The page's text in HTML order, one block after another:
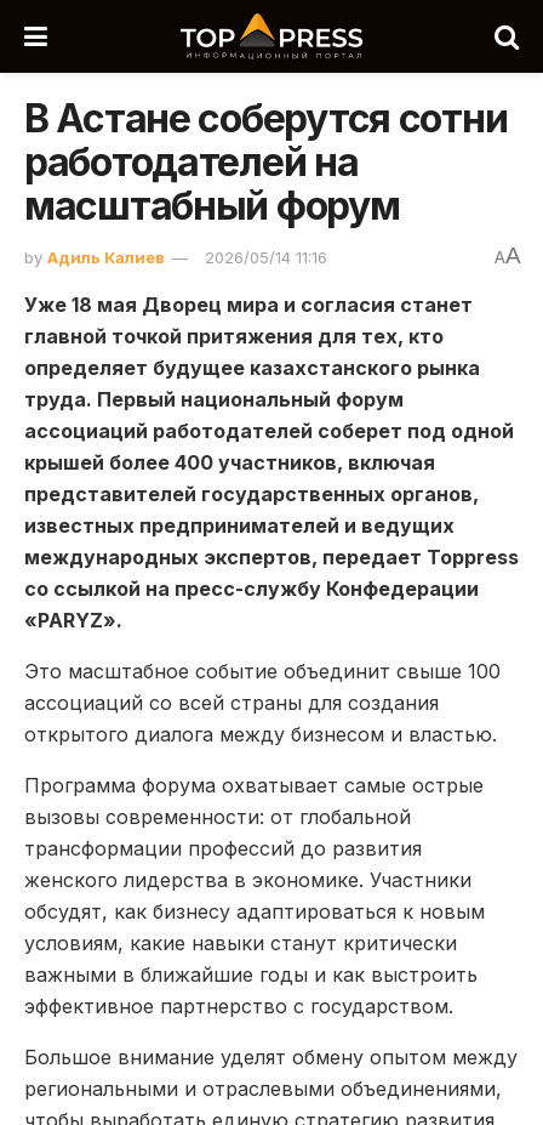
В Астане соберутся сотни
работодателей на
масштабный форум
by Адиль Калиев 2026/05/14 11:16 AA
Уже 18 мая Дворец мира и согласия станет
главной точкой притяжения для тех, кто
определяет будущее казахстанского рынка
труда. Первый национальный форум
ассоциаций работодателей соберет под одной
крышей более 400 участников, включая
представителей государственных органов,
известных предпринимателей и ведущих
международных экспертов, передает Toppress
со ссылкой на пресс-службу Конфедерации
«PARYZ».
Это масштабное событие объединит свыше 100
ассоциаций со всей страны для создания
открытого диалога между бизнесом и властью.
Программа форума охватывает самые острые
вызовы современности: от глобальной
трансформации профессий до развития
женского лидерства в экономике. Участники
обсудят, как бизнесу адаптироваться к новым
условиям, какие навыки станут критически
важными в ближайшие годы и как выстроить
эффективное партнерство с государством.
Большое внимание уделят обмену опытом между
региональными и отраслевыми объединениями,
чтобы выработать единую стратегию развития